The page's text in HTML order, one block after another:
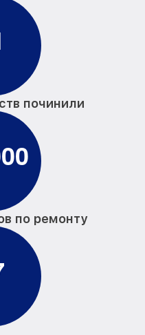
починили
00
по ремонту